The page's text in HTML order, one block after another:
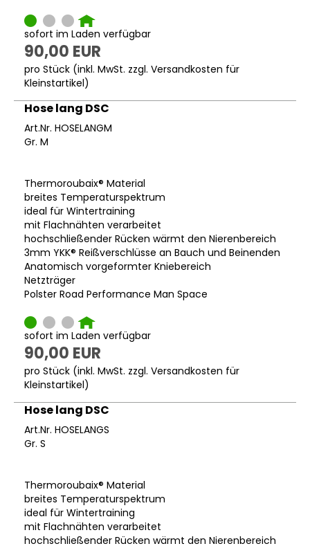
sofort im Laden verfügbar
90,00 EUR
pro Stück (inkl. MwSt. zzgl. Versandkosten für
Kleinstartikel)
Hose lang DSC
Art.Nr. HOSELANGM
Gr. M
Thermoroubaix® Material
breites Temperaturspektrum
ideal für Wintertraining
mit Flachnähten verarbeitet
hochschließender Rücken wärmt den Nierenbereich
3mm YKK® Reißverschlüsse an Bauch und Beinenden
Anatomisch vorgeformter Kniebereich
Netzträger
Polster Road Performance Man Space
sofort im Laden verfügbar
90,00 EUR
pro Stück (inkl. MwSt. zzgl. Versandkosten für
Kleinstartikel)
Hose lang DSC
Art.Nr. HOSELANGS
Gr. S
Thermoroubaix® Material
breites Temperaturspektrum
ideal für Wintertraining
mit Flachnähten verarbeitet
hochschließender Rücken wärmt den Nierenbereich